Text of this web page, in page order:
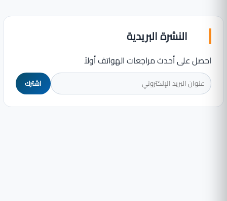
النشرة البريدية
احصل على أحدث مراجعات الهواتف أولاً
اشترك